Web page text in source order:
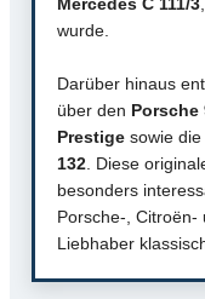
wurde.
Darüber hinaus
über den Porsche
Prestige sowie
132 . Diese
besonders
Porsche-,
Liebhaber